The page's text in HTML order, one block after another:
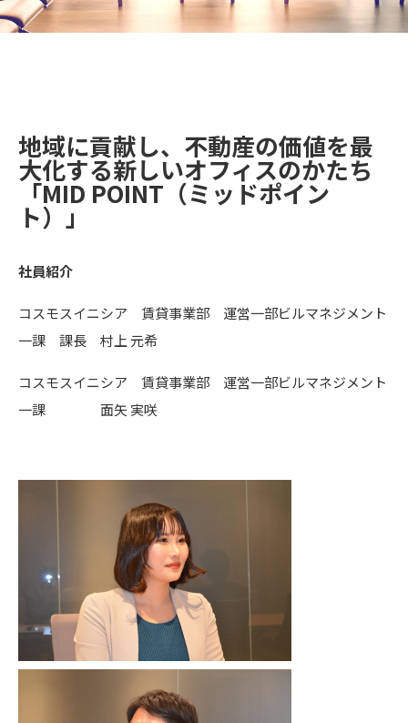
地域に貢献し、不動産の価値を最
大化する新しいオフィスのかたち
「MID POINT（ミッドポイン
ト）」
社員紹介
コスモスイニシア 賃貸事業部 運営一部ビルマネジメント
一課 課長 村上 元希
コスモスイニシア 賃貸事業部 運営一部ビルマネジメント
一課 面矢 実咲